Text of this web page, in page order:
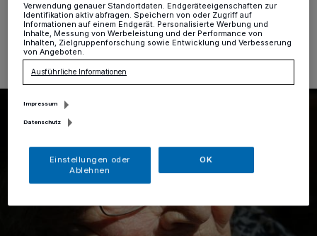
13.10.2021 , 15:01 Uhr Eine Minute Lesezeit
Verwendung genauer Standortdaten. Endgeräteeigenschaften zur
Identifikation aktiv abfragen. Speichern von oder Zugriff auf
Informationen auf einem Endgerät. Personalisierte Werbung und
Inhalte, Messung von Werbeleistung und der Performance von
Inhalten, Zielgruppenforschung sowie Entwicklung und Verbesserung
von Angeboten.
Ausführliche Informationen
Impressum
Datenschutz
Einstellungen oder
Ablehnen
OK